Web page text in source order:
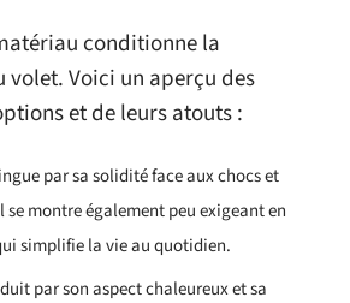
conditionne la
volet. Voici un aperçu des
et de leurs atouts :
par sa solidité face aux chocs et
se montre également peu exigeant en
simplifie la vie au quotidien.
par son aspect chaleureux et sa